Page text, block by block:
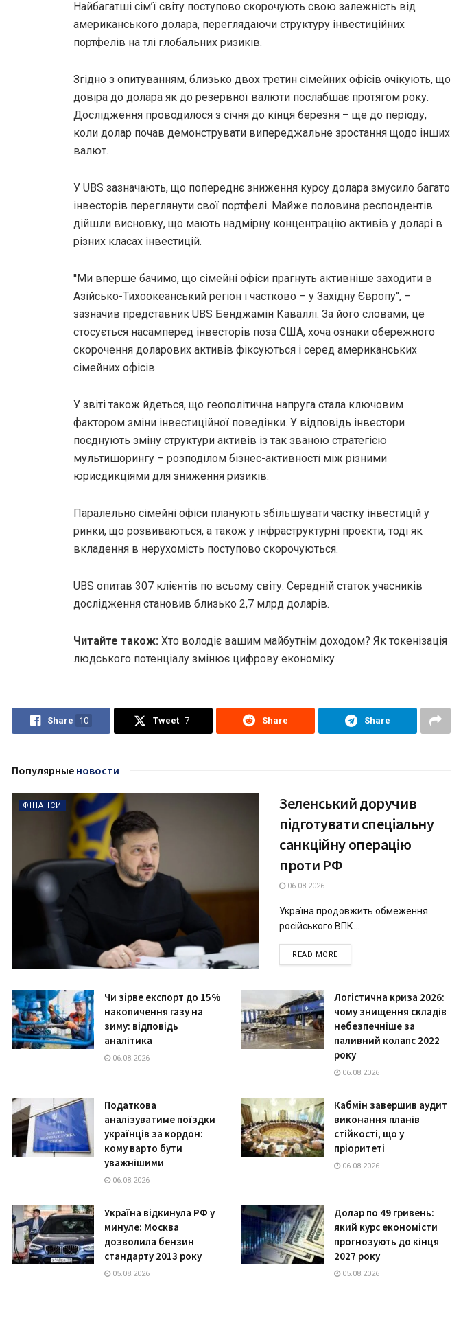
Найбагатші сім’ї світу поступово скорочують свою залежність від
американського долара, переглядаючи структуру інвестиційних
портфелів на тлі глобальних ризиків.
Згідно з опитуванням, близько двох третин сімейних офісів очікують, що
довіра до долара як до резервної валюти послабшає протягом року.
Дослідження проводилося з січня до кінця березня – ще до періоду,
коли долар почав демонструвати випереджальне зростання щодо інших
валют.
У UBS зазначають, що попереднє зниження курсу долара змусило багато
інвесторів переглянути свої портфелі. Майже половина респондентів
дійшли висновку, що мають надмірну концентрацію активів у доларі в
різних класах інвестицій.
''Ми вперше бачимо, що сімейні офіси прагнуть активніше заходити в
Азійсько-Тихоокеанський регіон і частково – у Західну Європу'', –
зазначив представник UBS Бенджамін Каваллі. За його словами, це
стосується насамперед інвесторів поза США, хоча ознаки обережного
скорочення доларових активів фіксуються і серед американських
сімейних офісів.
У звіті також йдеться, що геополітична напруга стала ключовим
фактором зміни інвестиційної поведінки. У відповідь інвестори
поєднують зміну структури активів із так званою стратегією
мультишорингу – розподілом бізнес-активності між різними
юрисдикціями для зниження ризиків.
Паралельно сімейні офіси планують збільшувати частку інвестицій у
ринки, що розвиваються, а також у інфраструктурні проєкти, тоді як
вкладення в нерухомість поступово скорочуються.
UBS опитав 307 клієнтів по всьому світу. Середній статок учасників
дослідження становив близько 2,7 млрд доларів.
Читайте також: Хто володіє вашим майбутнім доходом? Як токенізація
людського потенціалу змінює цифрову економіку
Share 10 Tweet 7 Share Share
Популярные новости
ФІНАНСИ
Зеленський доручив
підготувати спеціальну
санкційну операцію
проти РФ
06.08.2026
Україна продовжить обмеження
російського ВПК...
READ MOREDETAILS
Чи зірве експорт до 15%
накопичення газу на
зиму: відповідь
аналітика
06.08.2026
Логістична криза 2026:
чому знищення складів
небезпечніше за
паливний колапс 2022
року
06.08.2026
Податкова
аналізуватиме поїздки
українців за кордон:
кому варто бути
уважнішими
06.08.2026
Кабмін завершив аудит
виконання планів
стійкості, що у
пріоритеті
06.08.2026
Україна відкинула РФ у
минуле: Москва
дозволила бензин
стандарту 2013 року
05.08.2026
Долар по 49 гривень:
який курс економісти
прогнозують до кінця
2027 року
05.08.2026